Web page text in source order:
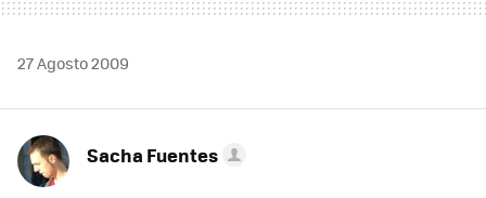
27 Agosto 2009
Sacha Fuentes